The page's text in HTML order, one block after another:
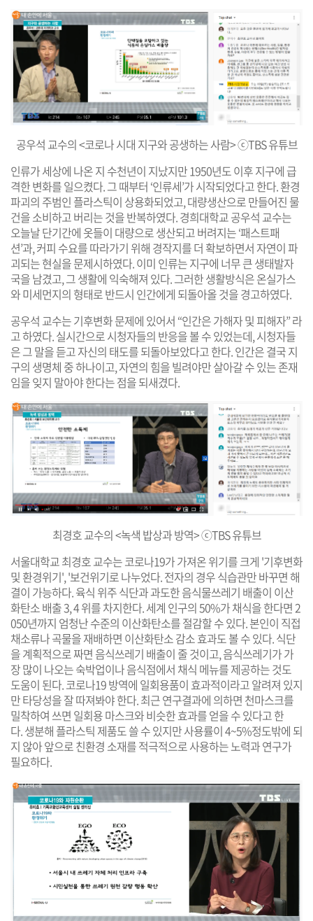
공우석 교수의 <코로나 시대 지구와 공생하는 사람> ⓒTBS 유튜브
인류가 세상에 나온 지 수천년이 지났지만 1950년도 이후 지구에 급
격한 변화를 일으켰다. 그 때부터 ‘인류세’가 시작되었다고 한다. 환경
파괴의 주범인 플라스틱이 상용화되었고, 대량생산으로 만들어진 물
건을 소비하고 버리는 것을 반복하였다. 경희대학교 공우석 교수는
오늘날 단기간에 옷들이 대량으로 생산되고 버려지는 ‘패스트패
션’과, 커피 수요를 따라가기 위해 경작지를 더 확보하면서 자연이 파
괴되는 현실을 문제시하였다. 이미 인류는 지구에 너무 큰 생태발자
국을 남겼고, 그 생활에 익숙해져 있다. 그러한 생활방식은 온실가스
와 미세먼지의 형태로 반드시 인간에게 되돌아올 것을 경고하였다.
공우석 교수는 기후변화 문제에 있어서 “인간은 가해자 및 피해자” 라
고 하였다. 실시간으로 시청자들의 반응을 볼 수 있었는데, 시청자들
은 그 말을 듣고 자신의 태도를 되돌아보았다고 한다. 인간은 결국 지
구의 생명체 중 하나이고, 자연의 힘을 빌려야만 살아갈 수 있는 존재
임을 잊지 말아야 한다는 점을 되새겼다.
최경호 교수의 <녹색 밥상과 방역> ⓒTBS 유튜브
서울대학교 최경호 교수는 코로나19가 가져온 위기를 크게 '기후변화
및 환경위기', '보건위기로 나누었다. 전자의 경우 식습관만 바꾸면 해
결이 가능하다. 육식 위주 식단과 과도한 음식물쓰레기 배출이 이산
화탄소 배출 3, 4 위를 차지한다. 세계 인구의 50%가 채식을 한다면 2
050년까지 엄청난 수준의 이산화탄소를 절감할 수 있다. 본인이 직접
채소류나 곡물을 재배하면 이산화탄소 감소 효과도 볼 수 있다. 식단
을 계획적으로 짜면 음식쓰레기 배출이 줄 것이고, 음식쓰레기가 가
장 많이 나오는 숙박업이나 음식점에서 채식 메뉴를 제공하는 것도
도움이 된다. 코로나19 방역에 일회용품이 효과적이라고 알려져 있지
만 타당성을 잘 따져봐야 한다. 최근 연구결과에 의하면 천마스크를
밀착하여 쓰면 일회용 마스크와 비슷한 효과를 얻을 수 있다고 한
다. 생분해 플라스틱 제품도 쓸 수 있지만 사용률이 4~5%정도밖에 되
지 않아 앞으로 친환경 소재를 적극적으로 사용하는 노력과 연구가
필요하다.